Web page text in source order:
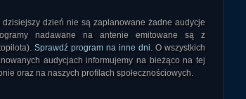
dzisiejszy dzień nie są zaplanowane żadne audycje
nadawane na antenie emitowane są z
Sprawdź program na inne dni. O wszystkich
audycjach informujemy na bieżąco na tej
oraz na naszych profilach społecznościowych.